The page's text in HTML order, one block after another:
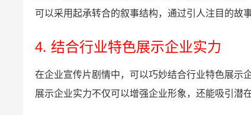
可以采用起承转合的叙事结构，通过引人注目的故
4. 结合行业特色展示企业实力
在企业宣传片剧情中，可以巧妙结合行业特色展示
展示企业实力不仅可以增强企业形象，还能吸引潜